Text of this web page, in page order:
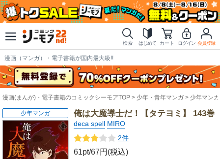
検索 はじめて カート ログイン 会員登録
漫画（マンガ）・電子書籍が国内最大級!!
漫画(まんが)・電子書籍のコミックシーモアTOP 少年・青年マンガ 少年マンガ
俺は大魔導士だ！【タテヨミ】 143巻
deca spell MIRO
2件
61pt/67円(税込)
少年マンガ